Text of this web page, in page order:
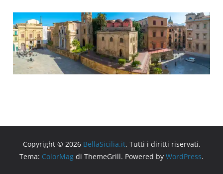
Copyright © 2026 BellaSicilia.it. Tutti i diritti riservati.
Tema: ColorMag di ThemeGrill. Powered by WordPress.